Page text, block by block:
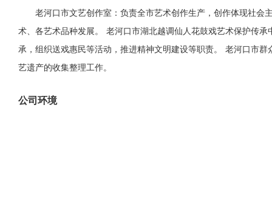
老河口市文艺创作室：负责全市艺术创作生产，创作体现社会
术、各艺术品种发展。 老河口市湖北越调仙人花鼓戏艺术保护传
承，组织送戏惠民等活动，推进精神文明建设等职责。 老河口市
艺遗产的收集整理工作。
公司环境